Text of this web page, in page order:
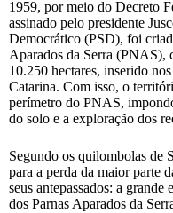
1959, por meio do Decreto
assinado pelo presidente
Democrático (PSD), foi
Aparados da Serra (PNAS),
10.250 hectares, inserido
Catarina. Com isso, o
perímetro do PNAS,
do solo e a exploração dos
Segundo os quilombolas de
para a perda da maior parte
seus antepassados: a
dos Parnas Aparados da